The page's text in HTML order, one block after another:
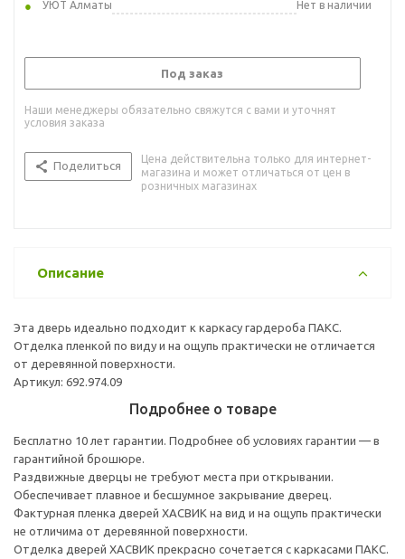
УЮТ Алматы
Нет в наличии
Под заказ
Наши менеджеры обязательно свяжутся с вами и уточнят
условия заказа
Поделиться
Цена действительна только для интернет-
магазина и может отличаться от цен в
розничных магазинах
Описание
Эта дверь идеально подходит к каркасу гардероба ПАКС.
Отделка пленкой по виду и на ощупь практически не отличается
от деревянной поверхности.
Артикул: 692.974.09
Подробнее о товаре
Бесплатно 10 лет гарантии. Подробнее об условиях гарантии — в
гарантийной брошюре.
Раздвижные дверцы не требуют места при открывании.
Обеспечивает плавное и бесшумное закрывание дверец.
Фактурная пленка дверей ХАСВИК на вид и на ощупь практически
не отличима от деревянной поверхности.
Отделка дверей ХАСВИК прекрасно сочетается с каркасами ПАКС.